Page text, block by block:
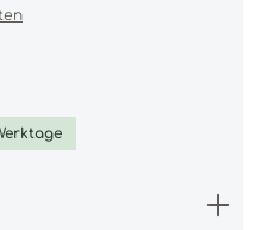
0 von 5 Sternen
gewünschten Wert